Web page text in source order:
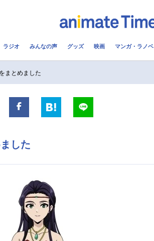
男性声優/女性声優一覧
ラジオ みんなの声 グッズ 映画 マンガ・ラノベ
まとめました
した